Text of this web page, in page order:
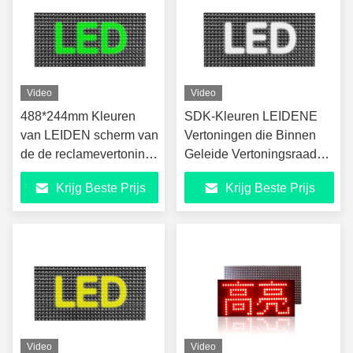
Video
488*244mm Kleuren
van LEIDEN scherm van
de de reclamevertoning
Vertoningensdk het
binnenKrijg Beste Prijs
Video
SDK-Kleuren LEIDENE
Vertoningen die Binnen
Geleide Vertoningsraad
adverteren
Krijg Beste Prijs
Video Video